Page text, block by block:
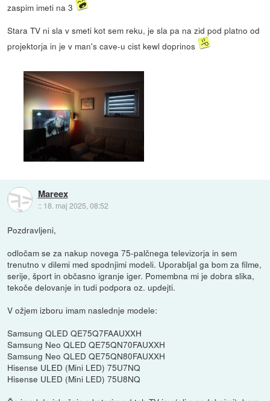
zaspim imeti na 3
Stara TV ni sla v smeti kot sem reku, je sla pa na zid pod platno od
projektorja in je v man's cave-u cist kewl doprinos
Mareex
:: 18. maj 2025, 08:52
Pozdravljeni,
odločam se za nakup novega 75-palčnega televizorja in sem
trenutno v dilemi med spodnjimi modeli. Uporabljal ga bom za filme,
serije, šport in občasno igranje iger. Pomembna mi je dobra slika,
tekoče delovanje in tudi podpora oz. updejti.
V ožjem izboru imam naslednje modele:
Samsung QLED QE75Q7FAAUXXH
Samsung Neo QLED QE75QN70FAUXXH
Samsung Neo QLED QE75QN80FAUXXH
Hisense ULED (Mini LED) 75U7NQ
Hisense ULED (Mini LED) 75U8NQ